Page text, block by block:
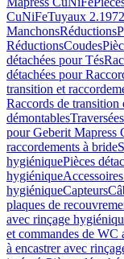
CuNiFeTuyaux 2.1972
ManchonsRéductions
RéductionsCoudes
détachées pour Tés
détachées pour
transition et
Raccords de transition
démontablesTraversées
pour Geberit Mapress
raccordements à bride
hygiéniquePièces
hygiénique
hygiéniqueCapteurs
plaques de
avec rinçage
et commandes de WC
à encastrer avec